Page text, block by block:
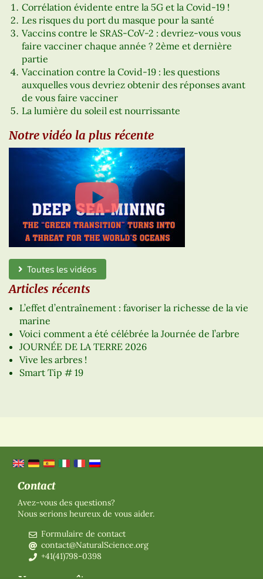
Corrélation évidente entre la 5G et la Covid-19 !
Les risques du port du masque pour la santé
Vaccins contre le SRAS-CoV-2 : devriez-vous vous
faire vacciner chaque année ? 2ème et dernière
partie
Vaccination contre la Covid-19 : les questions
auxquelles vous devriez obtenir des réponses avant
de vous faire vacciner
La lumière du soleil est nourrissante
Notre vidéo la plus récente
Toutes les vidéos
Articles récents
L’effet d’entraînement : favoriser la richesse de la vie
marine
Voici comment a été célébrée la Journée de l’arbre
JOURNÉE DE LA TERRE 2026
Vive les arbres !
Smart Tip # 19
Contact
Avez-vous des questions?
Nous serions heureux de vous aider.
Formulaire de contact
contact@NaturalScience.org
+41(41)798-0398